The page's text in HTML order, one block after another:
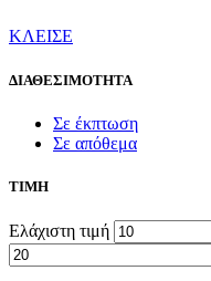
ΚΛΕΙΣΕ
ΔΙΑΘΕΣΙΜΟΤΗΤΑ
Σε έκπτωση
Σε απόθεμα
ΤΙΜΗ
Ελάχιστη τιμή